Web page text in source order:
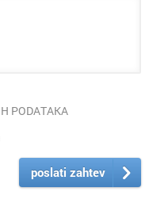
PODATAKA
poslati zahtev